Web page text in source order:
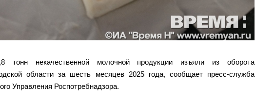
тонн некачественной молочной продукции изъяли из оборота
области за шесть месяцев 2025 года, сообщает пресс-служба
Управления Роспотребнадзора.